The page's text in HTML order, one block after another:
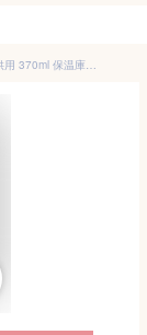
スケーター(Skater) 弁当箱 アルミ ランチボックス 子供用 370ml 保温庫対応 ランチベルト付 日本製 ディノサウルス ピクチャーブック 恐竜 男の子 ALB5NV-A